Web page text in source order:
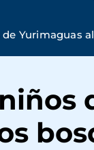
Yurimaguas